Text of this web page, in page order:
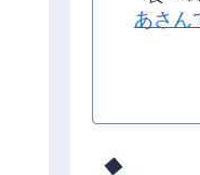
あさん